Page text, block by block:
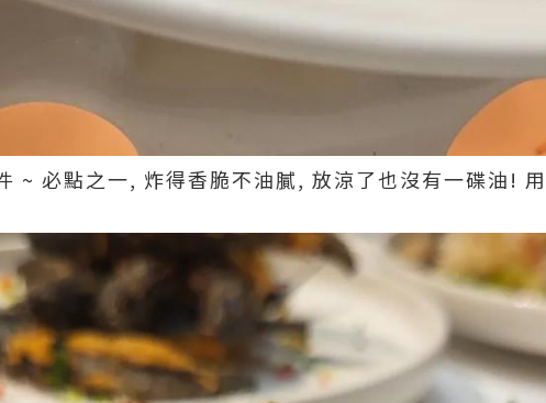
~ 必點之一, 炸得香脆不油膩, 放涼了也沒有一碟油!